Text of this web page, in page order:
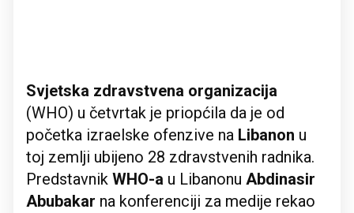
Svjetska zdravstvena organizacija
(WHO) u četvrtak je priopćila da je od
početka izraelske ofenzive na Libanon u
toj zemlji ubijeno 28 zdravstvenih radnika.
Predstavnik WHO-a u Libanonu Abdinasir
Abubakar na konferenciji za medije rekao